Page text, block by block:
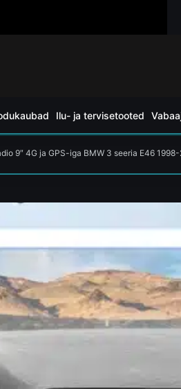
Ilu- ja tervisetooted
9″ 4G ja GPS-iga BMW 3 seeria E46